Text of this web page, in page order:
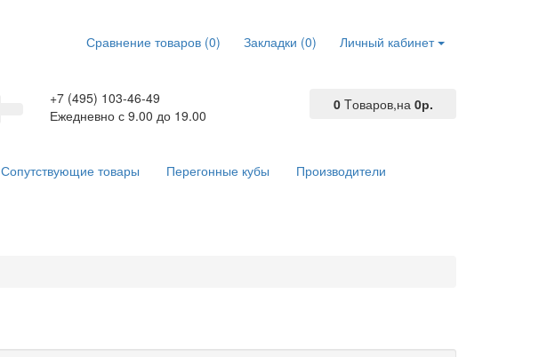
Личный кабинет
Закладки (0)
Сравнение товаров (0)
+7 (495) 103-46-49
Ежедневно с 9.00 до 19.00
0 Tоваров,на 0р.
Сопутствующие товары Перегонные кубы Производители